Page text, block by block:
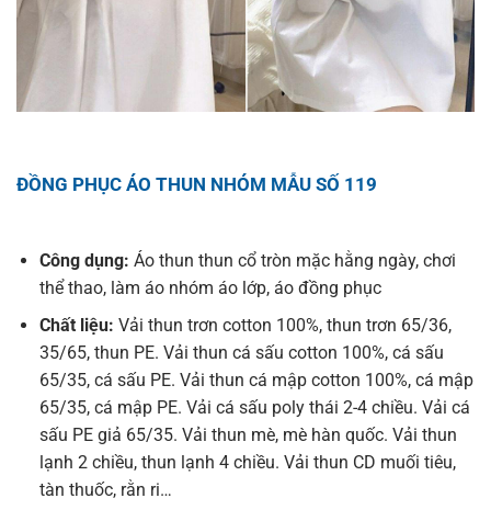
ĐỒNG PHỤC ÁO THUN NHÓM MẪU SỐ 119
Công dụng: Áo thun thun cổ tròn mặc hằng ngày, chơi
thể thao, làm áo nhóm áo lớp, áo đồng phục
Chất liệu: Vải thun trơn cotton 100%, thun trơn 65/36,
35/65, thun PE. Vải thun cá sấu cotton 100%, cá sấu
65/35, cá sấu PE. Vải thun cá mập cotton 100%, cá mập
65/35, cá mập PE. Vải cá sấu poly thái 2-4 chiều. Vải cá
sấu PE giả 65/35. Vải thun mè, mè hàn quốc. Vải thun
lạnh 2 chiều, thun lạnh 4 chiều. Vải thun CD muối tiêu,
tàn thuốc, rằn ri…